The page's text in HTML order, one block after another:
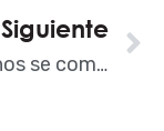
Siguiente
Ciudadanos se compromete con la PMcM a impulsar el régimen sancionador y otras medidas contra la morosidad